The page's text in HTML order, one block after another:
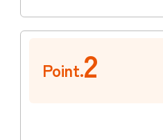
Point.2